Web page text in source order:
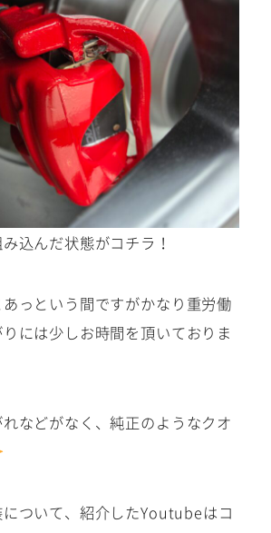
込んだ状態がコチラ！
っという間ですがかなり重労働
には少しお時間を頂いておりま
などがなく、純正のようなクオ
ついて、紹介したYoutubeはコ